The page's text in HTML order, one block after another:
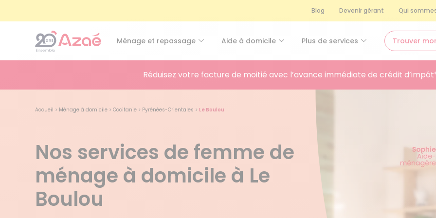
Blog Devenir gérant Qui
Ménage et repassage Aide à domicile Plus de services Trouver
Réduisez votre facture de moitié avec l’avance immédiate de crédit
Accueil > Ménage à domicile > Occitanie > Pyrénées-Orientales > Le Boulou
Nos services de femme de
ménage à domicile à Le
Boulou